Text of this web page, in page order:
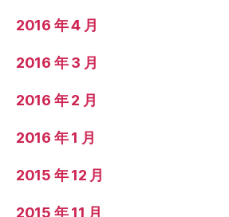
2016 年 4 月
2016 年 3 月
2016 年 2 月
2016 年 1 月
2015 年 12 月
2015 年 11 月